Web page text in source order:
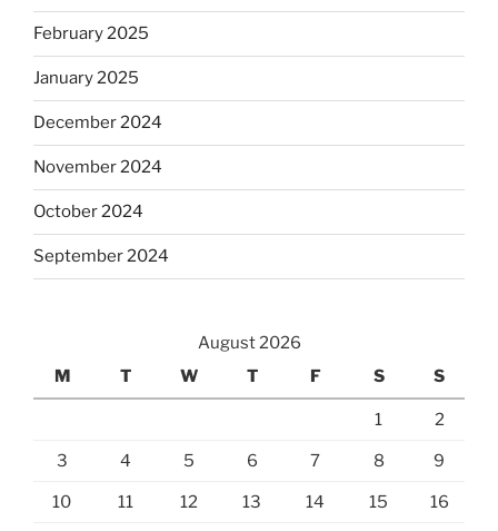
February 2025
January 2025
December 2024
November 2024
October 2024
September 2024
August 2026
M
T W T F S S
1 2
3 4 5 6 7 8 9
10 11 12 13 14 15 16